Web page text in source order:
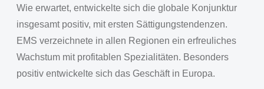
Wie erwartet, entwickelte sich die globale Konjunktur
insgesamt positiv, mit ersten Sättigungstendenzen.
EMS verzeichnete in allen Regionen ein erfreuliches
Wachstum mit profitablen Spezialitäten. Besonders
positiv entwickelte sich das Geschäft in Europa.